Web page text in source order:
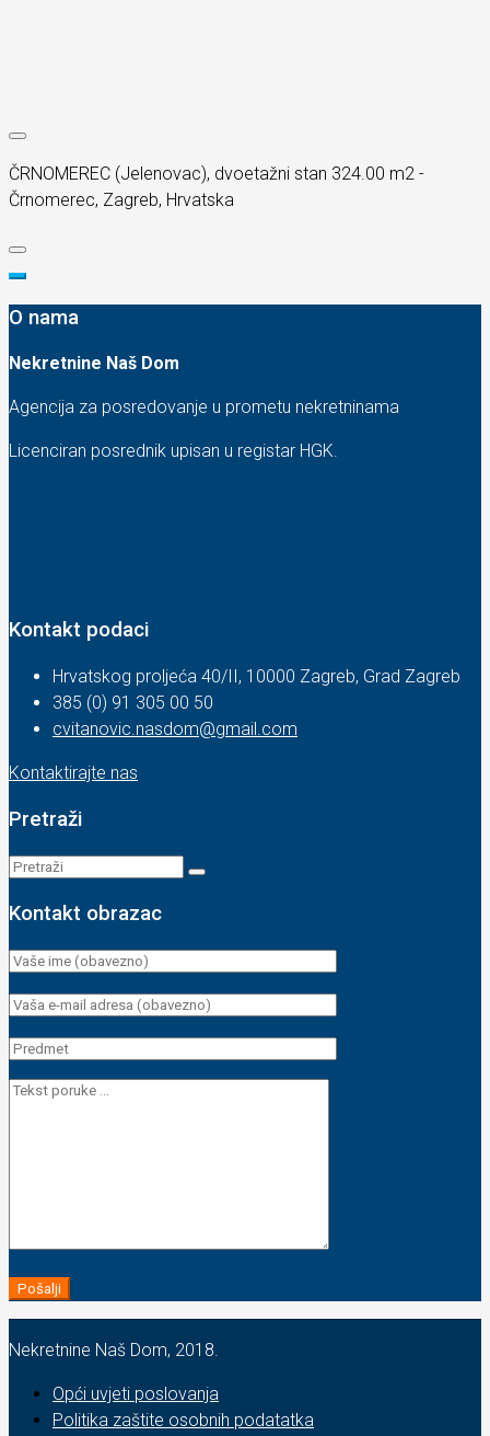
ČRNOMEREC (Jelenovac), dvoetažni stan 324.00 m2 -
Črnomerec, Zagreb, Hrvatska
O nama
Nekretnine Naš Dom
Agencija za posredovanje u prometu nekretninama
Licenciran posrednik upisan u registar HGK.
Kontakt podaci
Hrvatskog proljeća 40/II, 10000 Zagreb, Grad Zagreb
385 (0) 91 305 00 50
cvitanovic.nasdom@gmail.com
Kontaktirajte nas
Pretraži
Kontakt obrazac
Nekretnine Naš Dom, 2018.
Opći uvjeti poslovanja
Politika zaštite osobnih podatatka